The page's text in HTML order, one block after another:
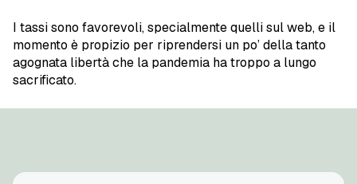
I tassi sono favorevoli, specialmente quelli sul web, e il
momento è propizio per riprendersi un po’ della tanto
agognata libertà che la pandemia ha troppo a lungo
sacrificato.